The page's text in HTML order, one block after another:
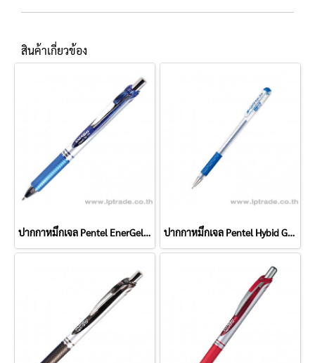
สินค้าเกี่ยวข้อง
ปากกาหมึกเจล Pentel EnerGel BL-77 0.7 มม. สีน้ำเงิน ปากกาหมึกเจล Pentel Hybid Gel Grip K116 0.6 มม. สีน้ำเงิน